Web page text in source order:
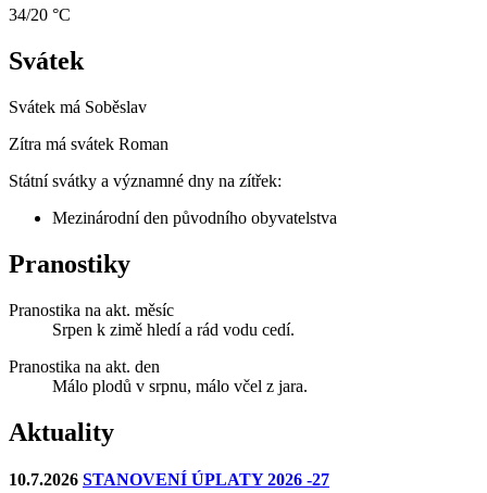
34/20 °C
Svátek
Svátek má Soběslav
Zítra má svátek Roman
Státní svátky a významné dny na zítřek:
Mezinárodní den původního obyvatelstva
Pranostiky
Pranostika na akt. měsíc
Srpen k zimě hledí a rád vodu cedí.
Pranostika na akt. den
Málo plodů v srpnu, málo včel z jara.
Aktuality
10.7.2026 STANOVENÍ ÚPLATY 2026 -27